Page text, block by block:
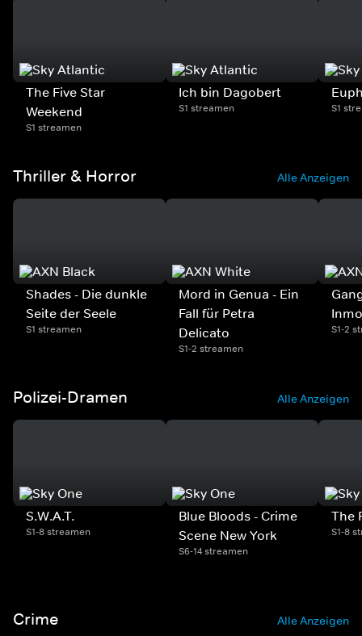
The Five Star
Weekend
S1 streamen
Ich bin Dagobert
S1 streamen S1
Thriller & Horror Alle Anzeigen
Shades - Die dunkle
Seite der Seele
S1 streamen
Mord in Genua - Ein
Fall für Petra
Delicato
S1-2 streamen
S1-2
Polizei-Dramen Alle Anzeigen
S.W.A.T.
S1-8 streamen
Blue Bloods - Crime
Scene New York
S6-14 streamen
The
S1-8
Crime Alle Anzeigen